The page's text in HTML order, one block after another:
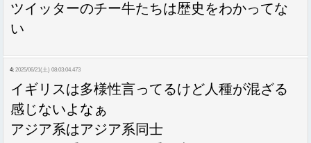
ツイッターのチー牛たちは歴史をわかってな
い
4: 2025/06/21(土) 08:03:04.473
イギリスは多様性言ってるけど人種が混ざる
感じないよなぁ
アジア系はアジア系同士